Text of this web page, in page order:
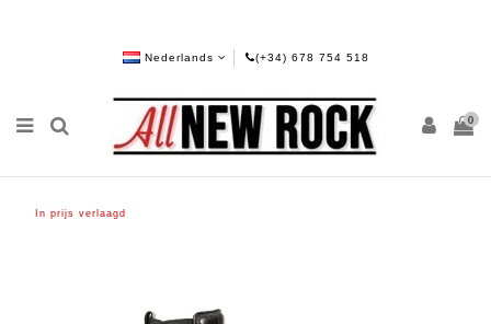
Nederlands (+34) 678 754 518
0
In prijs verlaagd